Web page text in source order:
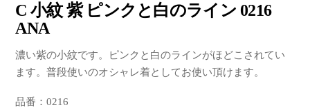
C 小紋 紫 ピンクと白のライン 0216
ANA
濃い紫の小紋です。ピンクと白のラインがほどこされてい
ます。普段使いのオシャレ着としてお使い頂けます。
品番：0216